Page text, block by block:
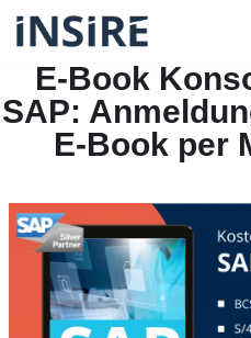
Inhalt
springen
E-Book
SAP:
E-Book per